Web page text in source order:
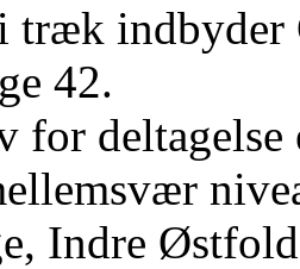
træk
42.
for
Indre